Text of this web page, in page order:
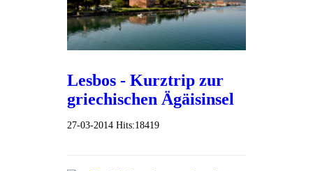
Lesbos - Kurztrip zur
griechischen Ägäisinsel
27-03-2014 Hits:18419